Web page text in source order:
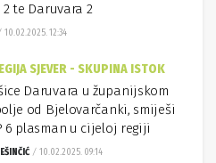
2 te Daruvara 2
10.02.2025. 12:34
SJEVER - SKUPINA ISTOK
Daruvara u županijskom
od Bjelovarčanki, smiješi
6 plasman u cijeloj regiji
10.02.2025. 09:14